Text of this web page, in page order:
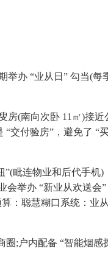
举办 “业从日” 勾当(每
(南向次卧 11㎡)接近
交付验房”，避免了 “
毗连物业和后代手机)
举办 “新业从欢送会
：聪慧糊口系统：业
;户内配备 “智能烟感